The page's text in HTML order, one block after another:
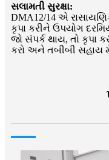
સલામતી સુરક્ષા:
DMA12/14 એ
કૃપા કરીને ઉપયોગ
જો સંપર્ક થાય, તો કૃપા
કરો અને તબીબી સહાય